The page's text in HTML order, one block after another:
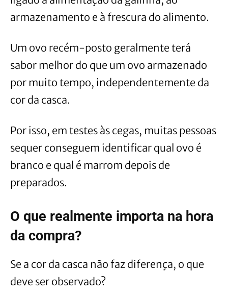
armazenamento e à frescura do alimento.
Um ovo recém-posto geralmente terá
sabor melhor do que um ovo armazenado
por muito tempo, independentemente da
cor da casca.
Por isso, em testes às cegas, muitas pessoas
sequer conseguem identificar qual ovo é
branco e qual é marrom depois de
preparados.
O que realmente importa na hora
da compra?
Se a cor da casca não faz diferença, o que
deve ser observado?